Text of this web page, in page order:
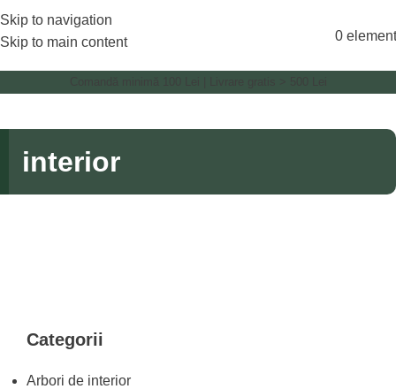
Skip to navigation
Skip to main content
0
interior
Categorii
Arbori de interior